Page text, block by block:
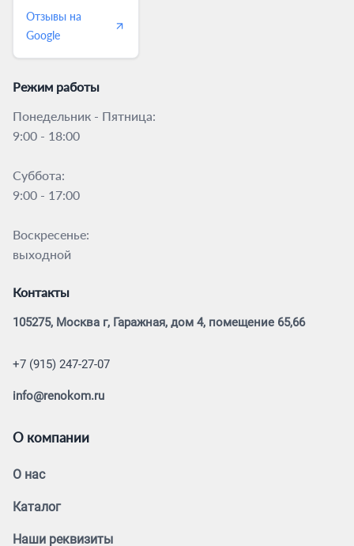
Отзывы на
Google
Режим работы
Понедельник - Пятница:
9:00 - 18:00
Суббота:
9:00 - 17:00
Воскресенье:
выходной
Контакты
105275, Москва г, Гаражная, дом 4, помещение 65,66
+7 (915) 247-27-07
info@renokom.ru
О компании
О нас
Каталог
Наши реквизиты